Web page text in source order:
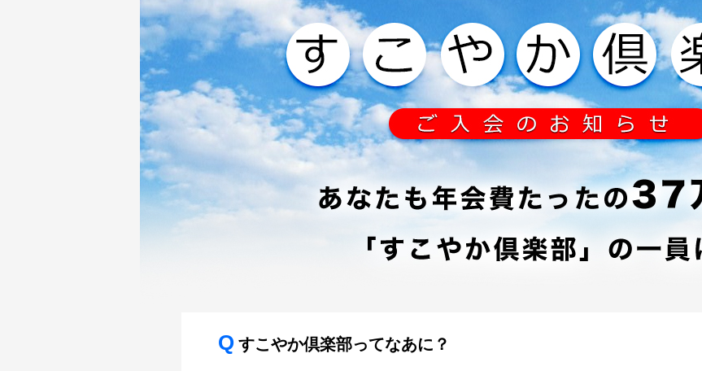
Q すこやか倶楽部ってなあに？